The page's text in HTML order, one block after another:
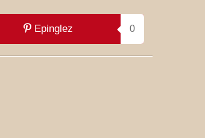
Epinglez 0